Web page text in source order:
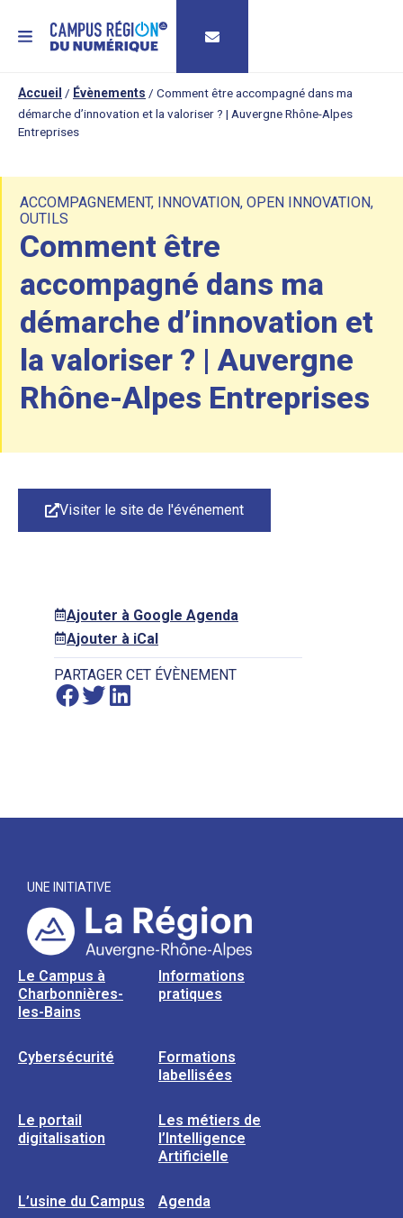
MENU
Accueil / Évènements / Comment être accompagné dans ma
démarche d’innovation et la valoriser ? | Auvergne Rhône-Alpes
Entreprises
ACCOMPAGNEMENT, INNOVATION, OPEN INNOVATION,
OUTILS
Comment être
accompagné dans ma
démarche d’innovation et
la valoriser ? | Auvergne
Rhône-Alpes Entreprises
Visiter le site de l'événement
Ajouter à Google Agenda
Ajouter à iCal
PARTAGER CET ÉVÈNEMENT
UNE INITIATIVE
Le Campus à
Charbonnières-
les-Bains
Informations
pratiques
Cybersécurité
Formations
labellisées
Le portail
digitalisation
Les métiers de
l’Intelligence
Artificielle
L’usine du Campus Agenda